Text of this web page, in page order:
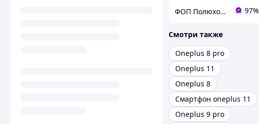
ФОП Полюхович Л.Г. 97%
Смотри также
Oneplus 8 pro
Oneplus 11
Oneplus 8
Смартфон oneplus 11
Oneplus 9 pro